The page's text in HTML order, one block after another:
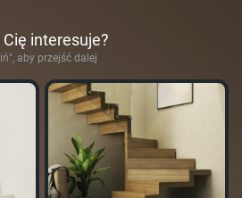
interesuje?
aby przejść dalej